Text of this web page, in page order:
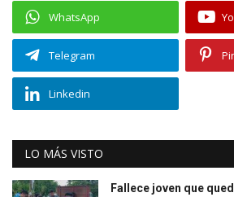
WhatsApp
Telegram
Linkedin
LO MÁS VISTO
Fallece joven que